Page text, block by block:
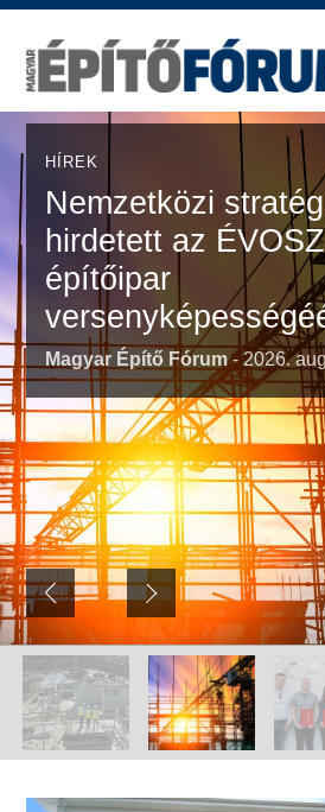
HÍREK
Nemzetközi
hirdetett az
építőipar
Magyar Építő Fórum- 2026.